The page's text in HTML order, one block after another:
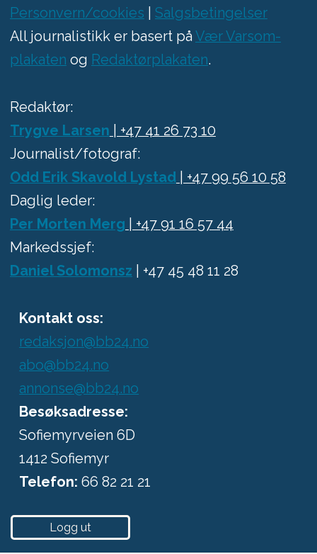
Personvern/cookies
Salgsbetingelser
All journalistikk er basert på Vær Varsom-
plakaten og Redaktørplakaten.
Redaktør:
Trygve Larsen | +47 41 26 73 10
Journalist/fotograf:
Odd Erik Skavold Lystad| +47 99 56 10 58
Daglig leder:
Per Morten Merg | +47 91 16 57 44
Markedssjef:
Daniel Solomonsz | +47 45 48 11 28
Kontakt oss:
redaksjon@bb24.no
abo@bb24.no
annonse@bb24.no
Besøksadresse:
Sofiemyrveien 6D
1412 Sofiemyr
Telefon:66 82 21 21
Logg ut